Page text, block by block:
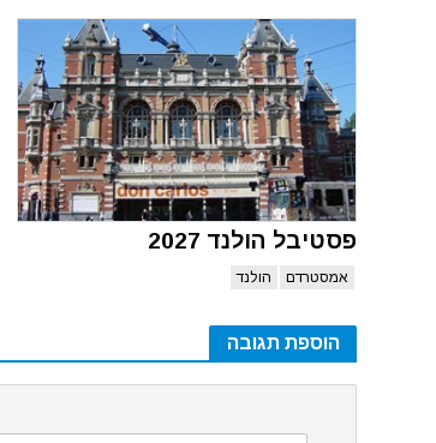
פסטיבל הולנד 2027
אמסטרדם הולנד
הוספת תגובה